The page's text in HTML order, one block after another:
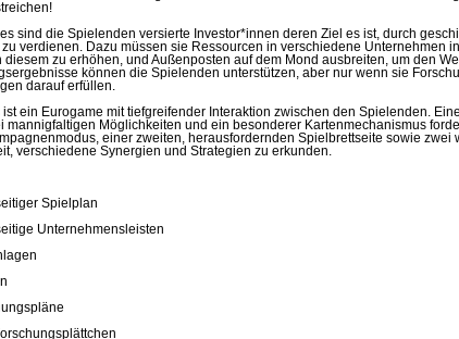
sind die Spielenden versierte Investor*innen deren Ziel es ist, durch
verdienen. Dazu müssen sie Ressourcen in verschiedene Unternehmen
diesem zu erhöhen, und Außenposten auf dem Mond ausbreiten, um den
können die Spielenden unterstützen, aber nur wenn sie
darauf erfüllen.
ist ein Eurogame mit tiefgreifender Interaktion zwischen den Spielenden.
mannigfaltigen Möglichkeiten und ein besonderer Kartenmechanismus
einer zweiten, herausfordernden Spielbrettseite sowie zwei
verschiedene Synergien und Strategien zu erkunden.
Spielplan
Unternehmensleisten